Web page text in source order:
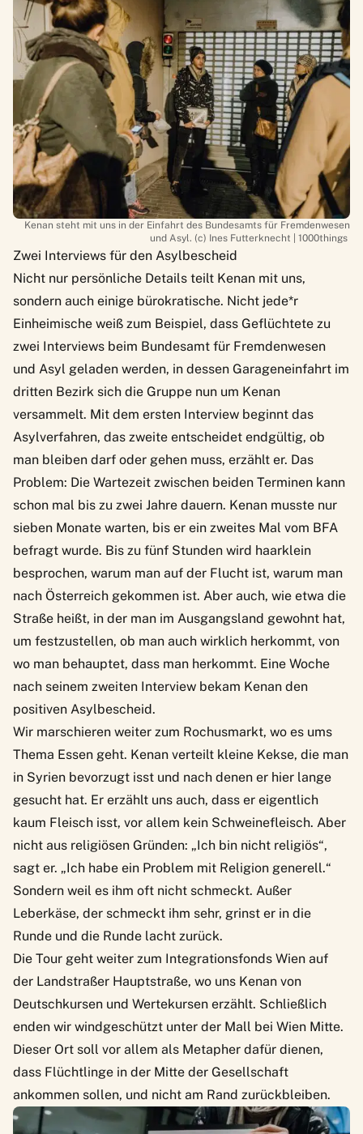
Kenan steht mit uns in der Einfahrt des Bundesamts für Fremdenwesen
und Asyl. (c) Ines Futterknecht | 1000things
Zwei Interviews für den Asylbescheid
Nicht nur persönliche Details teilt Kenan mit uns,
sondern auch einige bürokratische. Nicht jede*r
Einheimische weiß zum Beispiel, dass Geflüchtete zu
zwei Interviews beim Bundesamt für Fremdenwesen
und Asyl geladen werden, in dessen Garageneinfahrt im
dritten Bezirk sich die Gruppe nun um Kenan
versammelt. Mit dem ersten Interview beginnt das
Asylverfahren, das zweite entscheidet endgültig, ob
man bleiben darf oder gehen muss, erzählt er. Das
Problem: Die Wartezeit zwischen beiden Terminen kann
schon mal bis zu zwei Jahre dauern. Kenan musste nur
sieben Monate warten, bis er ein zweites Mal vom BFA
befragt wurde. Bis zu fünf Stunden wird haarklein
besprochen, warum man auf der Flucht ist, warum man
nach Österreich gekommen ist. Aber auch, wie etwa die
Straße heißt, in der man im Ausgangsland gewohnt hat,
um festzustellen, ob man auch wirklich herkommt, von
wo man behauptet, dass man herkommt. Eine Woche
nach seinem zweiten Interview bekam Kenan den
positiven Asylbescheid.
Wir marschieren weiter zum Rochusmarkt, wo es ums
Thema Essen geht. Kenan verteilt kleine Kekse, die man
in Syrien bevorzugt isst und nach denen er hier lange
gesucht hat. Er erzählt uns auch, dass er eigentlich
kaum Fleisch isst, vor allem kein Schweinefleisch. Aber
nicht aus religiösen Gründen: „Ich bin nicht religiös“,
sagt er. „Ich habe ein Problem mit Religion generell.“
Sondern weil es ihm oft nicht schmeckt. Außer
Leberkäse, der schmeckt ihm sehr, grinst er in die
Runde und die Runde lacht zurück.
Die Tour geht weiter zum Integrationsfonds Wien auf
der Landstraßer Hauptstraße, wo uns Kenan von
Deutschkursen und Wertekursen erzählt. Schließlich
enden wir windgeschützt unter der Mall bei Wien Mitte.
Dieser Ort soll vor allem als Metapher dafür dienen,
dass Flüchtlinge in der Mitte der Gesellschaft
ankommen sollen, und nicht am Rand zurückbleiben.